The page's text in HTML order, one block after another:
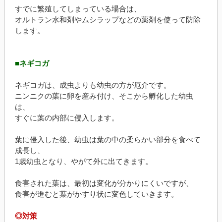
すでに繁殖してしまっている場合は、
オルトラン水和剤やムシラップなどの薬剤を使って防除
します。
■ネギコガ
ネギコガは、成虫よりも幼虫の方が厄介です。
ニンニクの葉に卵を産み付け、そこから孵化した幼虫
は、
すぐに葉の内部に侵入します。
葉に侵入した後、幼虫は葉の中の柔らかい部分を食べて
成長し、
1歳幼虫となり、やがて外に出てきます。
食害された葉は、最初は変化が分かりにくいですが、
食害が進むと葉がかすり状に変色していきます。
◎対策